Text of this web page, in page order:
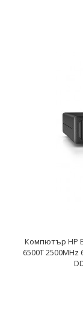
Компютър HP
6500T 2500MHz